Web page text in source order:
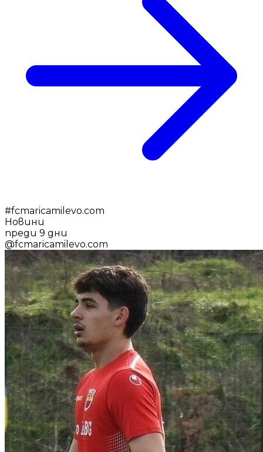
#fcmaricamilevo.com
Новини
преди 9 дни
@fcmaricamilevo.com